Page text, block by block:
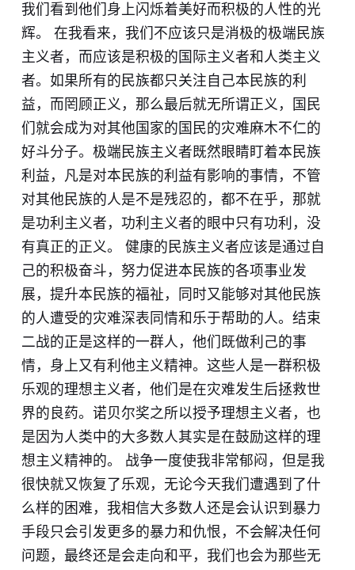
我们看到他们身上闪烁着美好而积极的人性的光
辉。 在我看来，我们不应该只是消极的极端民族
主义者，而应该是积极的国际主义者和人类主义
者。如果所有的民族都只关注自己本民族的利
益，而罔顾正义，那么最后就无所谓正义，国民
们就会成为对其他国家的国民的灾难麻木不仁的
好斗分子。极端民族主义者既然眼睛盯着本民族
利益，凡是对本民族的利益有影响的事情，不管
对其他民族的人是不是残忍的，都不在乎，那就
是功利主义者，功利主义者的眼中只有功利，没
有真正的正义。 健康的民族主义者应该是通过自
己的积极奋斗，努力促进本民族的​各项事业发
展，提升本民族的福祉，同时又能够对其他民族
的人遭受的灾难深表同情和乐于帮助的人。结束
二战的正是这样的一群人，他们既做利己的事
情，身上又有利他主义精神。这些人是一群积极
乐观的理想主义者，他们是在灾难发生后拯救世
界的良药。诺贝尔奖之所以授予理想主义者，也
是因为人类中的大多数人其实是在鼓励这样的理
想主义精神的。 战争一度使我非常郁闷，但是我
很快就又恢复了乐观，无论今天我们遭遇到了什
么样的困难，我相信大多数人还是​会认识到暴力
手段只会引发更多的暴力和仇恨，不会解决任何
问题，最终还是会走向和平，我们也会为那些无